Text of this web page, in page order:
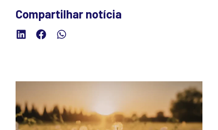
Compartilhar notícia